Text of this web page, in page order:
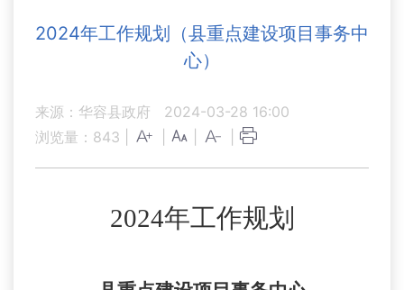
2024年工作规划（县重点建设项目事务中
心）
来源：华容县政府
2024-03-28 16:00
浏览量： 843
2024年工作规划